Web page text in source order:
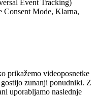
Event Tracking)
Consent Mode, Klarna,
prikažemo videoposnetke
zunanji ponudniki. Z
uporabljamo naslednje